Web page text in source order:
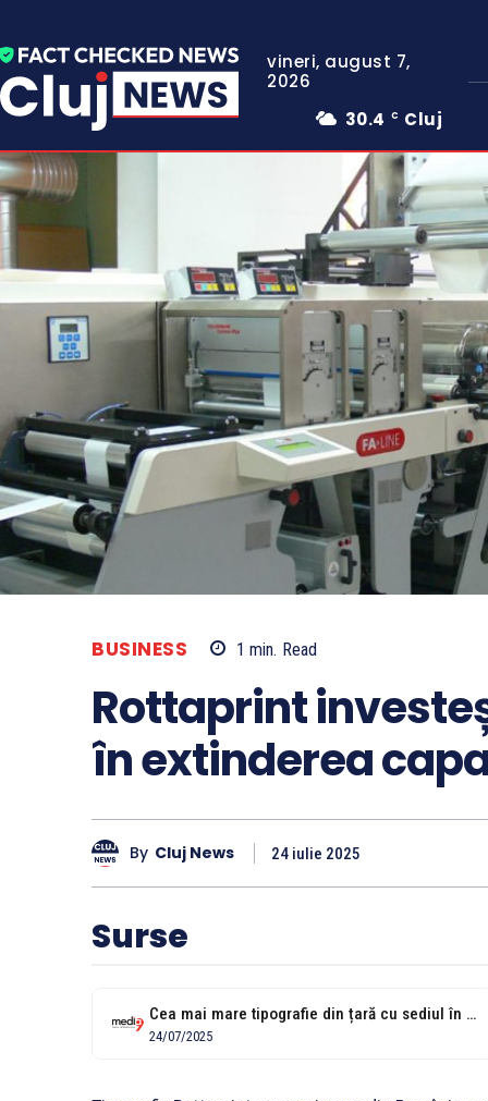
vineri, august 7,
2026
30.4
C Cluj
BUSINESS 1 min. Read
Rottaprint
în extinderea
By Cluj News 24 iulie 2025
Surse
Cea mai mare tipografie din țară cu sediul în Apahida anunță o...
24/07/2025